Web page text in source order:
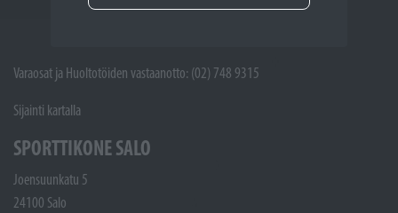
Varaosat ja Huoltotöiden vastaanotto: (02) 748 9315
Sijainti kartalla
SPORTTIKONE SALO
Joensuunkatu 5
24100 Salo